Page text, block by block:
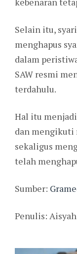
Selain itu,
menghapus
dalam
SAW resmi
terdahulu.
Hal itu
dan mengikuti
sekaligus
telah
Sumber:
Penulis: Aisyah